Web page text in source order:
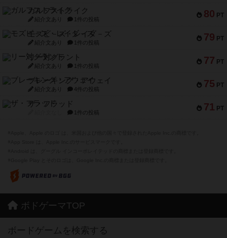
80 PT
ガルフストライク
紹介文あり 1件の投稿
79 PT
モズビ－ズ・レイダ－ズ
紹介文あり 1件の投稿
77 PT
リー対グラント
紹介文あり 1件の投稿
75 PT
ブレーキング・アウェイ
紹介文あり 4件の投稿
71 PT
ザ・フラッド
1件の投稿
ボドゲーマTOP
ボードゲームを検索する